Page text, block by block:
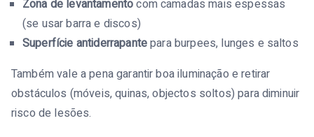
Zona de levantamentocom camadas mais espessas
(se usar barra e discos)
Superfície antiderrapantepara burpees, lunges e saltos
Também vale a pena garantir boa iluminação e retirar
obstáculos (móveis, quinas, objectos soltos) para diminuir
risco de lesões.